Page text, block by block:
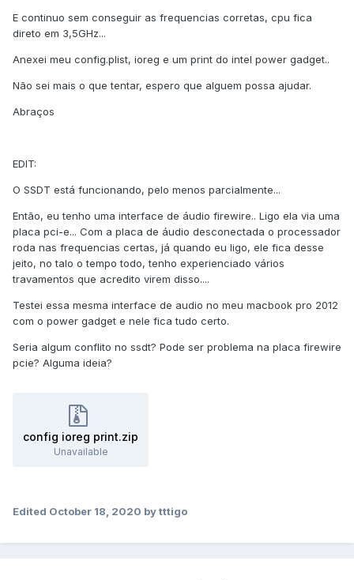
E continuo sem conseguir as frequencias corretas, cpu fica
direto em 3,5GHz...
Anexei meu config.plist, ioreg e um print do intel power gadget..
Não sei mais o que tentar, espero que alguem possa ajudar.
Abraços
EDIT:
O SSDT está funcionando, pelo menos parcialmente...
Então, eu tenho uma interface de áudio firewire.. Ligo ela via uma
placa pci-e... Com a placa de áudio desconectada o processador
roda nas frequencias certas, já quando eu ligo, ele fica desse
jeito, no talo o tempo todo, tenho experienciado vários
travamentos que acredito virem disso....
Testei essa mesma interface de audio no meu macbook pro 2012
com o power gadget e nele fica tudo certo.
Seria algum conflito no ssdt? Pode ser problema na placa firewire
pcie? Alguma ideia?
config ioreg print.zip
Unavailable
Edited October 18, 2020 by tttigo